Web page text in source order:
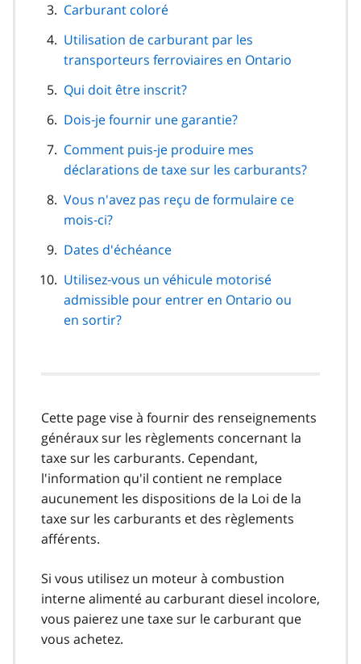
Carburant coloré
Utilisation de carburant par les
transporteurs ferroviaires en Ontario
Qui doit être inscrit?
Dois‑je fournir une garantie?
Comment puis‑je produire mes
déclarations de taxe sur les carburants?
Vous n'avez pas reçu de formulaire ce
mois‑ci?
Dates d'échéance
Utilisez‑vous un véhicule motorisé
admissible pour entrer en Ontario ou
en sortir?
Cette page vise à fournir des renseignements
généraux sur les règlements concernant la
taxe sur les carburants. Cependant,
l'information qu'il contient ne remplace
aucunement les dispositions de la Loi de la
taxe sur les carburants et des règlements
afférents.
Si vous utilisez un moteur à combustion
interne alimenté au carburant diesel incolore,
vous paierez une taxe sur le carburant que
vous achetez.